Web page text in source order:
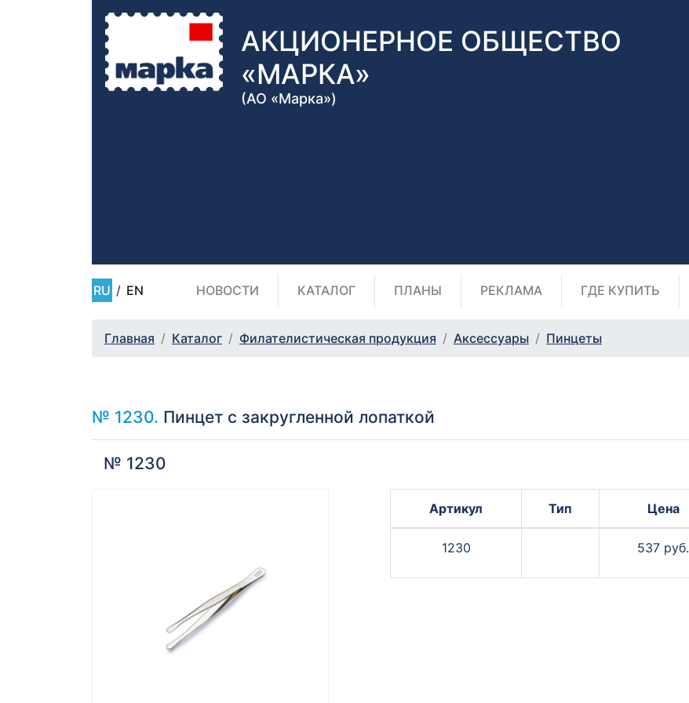
АКЦИОНЕРНОЕ ОБЩЕСТВО
«МАРКА»
(АО «Марка»)
RU / EN НОВОСТИ КАТАЛОГ ПЛАНЫ РЕКЛАМА ГДЕ КУПИТЬ
Главная Каталог Филателистическая продукция Аксессуары Пинцеты
№ 1230. Пинцет с закругленной лопаткой
№ 1230
Артикул Тип Цена
1230 537 руб.